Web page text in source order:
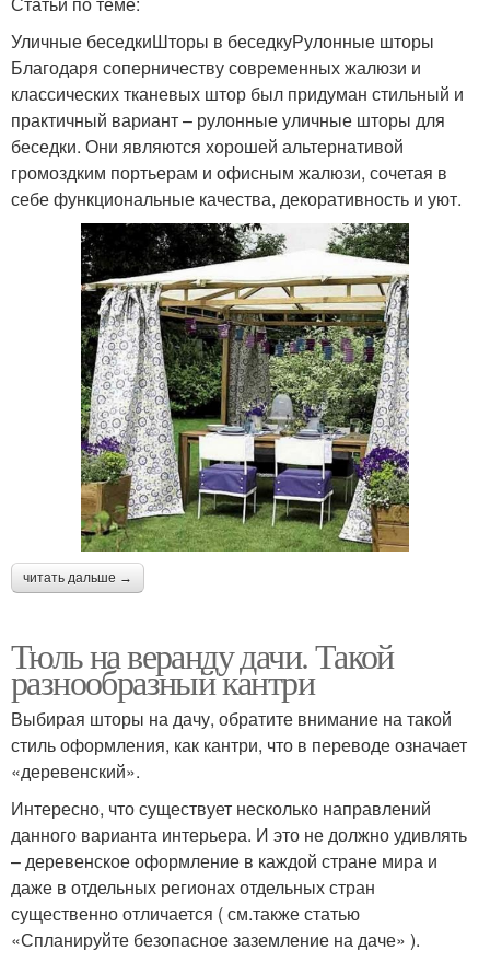
Уличные беседкиШторы в беседкуРулонные шторы
Благодаря соперничеству современных жалюзи и
классических тканевых штор был придуман стильный и
практичный вариант – рулонные уличные шторы для
беседки. Они являются хорошей альтернативой
громоздким портьерам и офисным жалюзи, сочетая в
себе функциональные качества, декоративность и уют.
читать дальше →
Тюль на веранду дачи. Такой
разнообразный кантри
Выбирая шторы на дачу, обратите внимание на такой
стиль оформления, как кантри, что в переводе означает
«деревенский».
Интересно, что существует несколько направлений
данного варианта интерьера. И это не должно удивлять
– деревенское оформление в каждой стране мира и
даже в отдельных регионах отдельных стран
существенно отличается ( см.также статью
«Спланируйте безопасное заземление на даче» ).